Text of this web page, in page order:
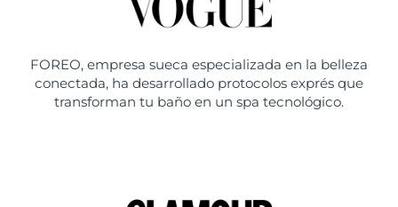
FOREO, empresa sueca especializada en la belleza
conectada, ha desarrollado protocolos exprés que
transforman tu baño en un spa tecnológico.